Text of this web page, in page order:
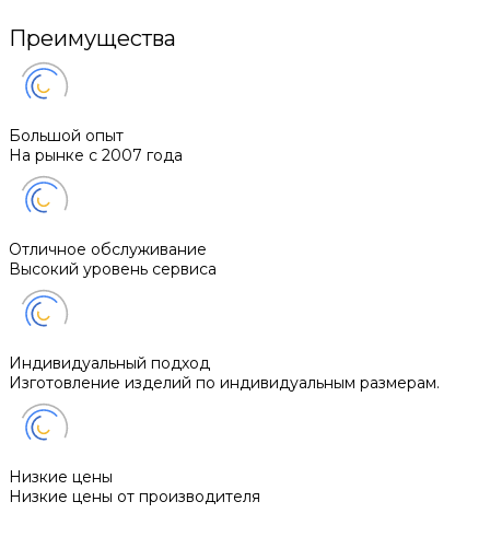
Преимущества
Большой опыт
На рынке с 2007 года
Отличное обслуживание
Высокий уровень сервиса
Индивидуальный подход
Изготовление изделий по индивидуальным размерам.
Низкие цены
Низкие цены от производителя